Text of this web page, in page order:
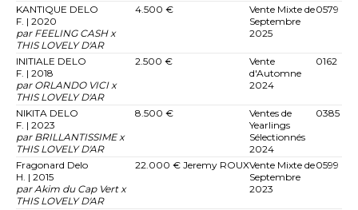
KANTIQUE DELO
F. | 2020
par FEELING CASH x
THIS LOVELY D'AR
4.500 €
Vente Mixte de
Septembre
2025
0579
INITIALE DELO
F. | 2018
par ORLANDO VICI x
THIS LOVELY D'AR
2.500 €
Vente
d'Automne
2024
0162
NIKITA DELO
F. | 2023
par BRILLANTISSIME x
THIS LOVELY D'AR
8.500 €
Ventes de
Yearlings
Sélectionnés
2024
0385
Fragonard Delo
H. | 2015
par Akim du Cap Vert x
THIS LOVELY D'AR
22.000 € Jeremy ROUXVente Mixte de
Septembre
2023
0599